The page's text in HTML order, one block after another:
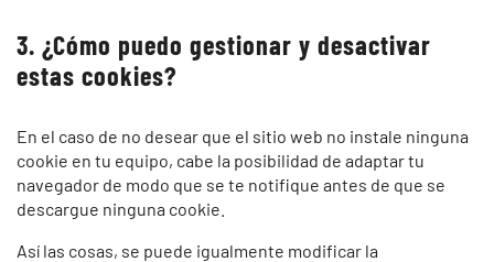
3. ¿Cómo puedo gestionar y desactivar
estas cookies?
En el caso de no desear que el sitio web no instale ninguna
cookie en tu equipo, cabe la posibilidad de adaptar tu
navegador de modo que se te notifique antes de que se
descargue ninguna cookie.
Así las cosas, se puede igualmente modificar la